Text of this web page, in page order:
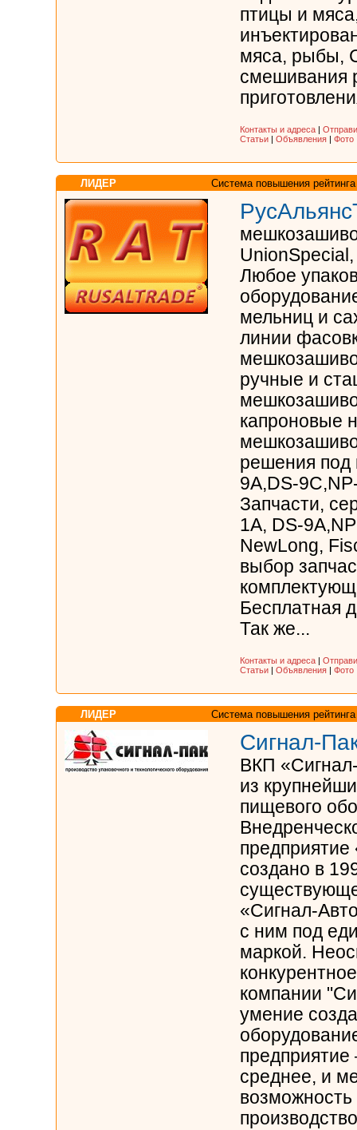
птицы и
мяса, рыбы,
смешивания
Контакты и адреса |
Статьи | Объявления | Фото
ЛИДЕР Система повышения рейтинга
Любое
мельниц и
линии
ручные и
капроновые
решения под
9A,DS-
Запчасти,
1A, DS-
NewLong,
выбор
Бесплатная
Так же...
Контакты и адреса |
Статьи | Объявления | Фото
ЛИДЕР Система повышения рейтинга
Сигнал-
ВКП
из
пищевого
создано в
«Сигнал-
с ним под
маркой.
компании
умение
среднее, и
возможность